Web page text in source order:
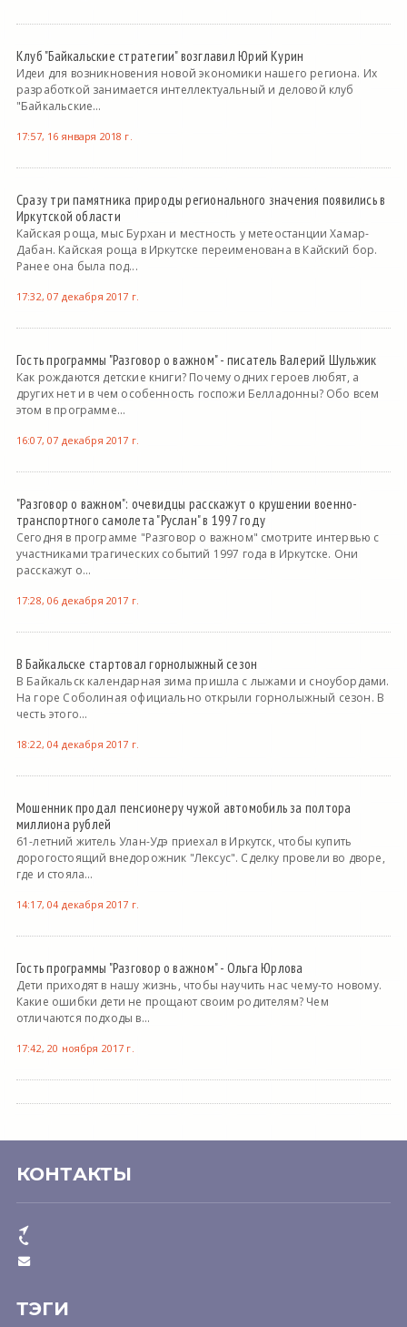
Клуб "Байкальские стратегии" возглавил Юрий Курин
Идеи для возникновения новой экономики нашего региона. Их
разработкой занимается интеллектуальный и деловой клуб
"Байкальские...
17:57, 16 января 2018 г.
Сразу три памятника природы регионального значения появились в
Иркутской области
Кайская роща, мыс Бурхан и местность у метеостанции Хамар-
Дабан. Кайская роща в Иркутске переименована в Кайский бор.
Ранее она была под...
17:32, 07 декабря 2017 г.
Гость программы "Разговор о важном" - писатель Валерий Шульжик
Как рождаются детские книги? Почему одних героев любят, а
других нет и в чем особенность госпожи Белладонны? Обо всем
этом в программе...
16:07, 07 декабря 2017 г.
"Разговор о важном": очевидцы расскажут о крушении военно-
транспортного самолета "Руслан" в 1997 году
Сегодня в программе "Разговор о важном" смотрите интервью с
участниками трагических событий 1997 года в Иркутске. Они
расскажут о...
17:28, 06 декабря 2017 г.
В Байкальске стартовал горнолыжный сезон
В Байкальск календарная зима пришла с лыжами и сноубордами.
На горе Соболиная официально открыли горнолыжный сезон. В
честь этого...
18:22, 04 декабря 2017 г.
Мошенник продал пенсионеру чужой автомобиль за полтора
миллиона рублей
61-летний житель Улан-Удэ приехал в Иркутск, чтобы купить
дорогостоящий внедорожник "Лексус". Сделку провели во дворе,
где и стояла...
14:17, 04 декабря 2017 г.
Гость программы "Разговор о важном" - Ольга Юрлова
Дети приходят в нашу жизнь, чтобы научить нас чему-то новому.
Какие ошибки дети не прощают своим родителям? Чем
отличаются подходы в...
17:42, 20 ноября 2017 г.
КОНТАКТЫ
ТЭГИ